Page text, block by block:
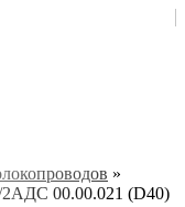
»
00.00.021 (D40)